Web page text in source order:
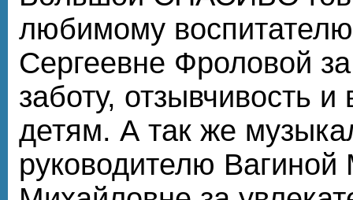
любимому
Сергеевне Фроловой
заботу, отзывчивость
детям. А так же
руководителю